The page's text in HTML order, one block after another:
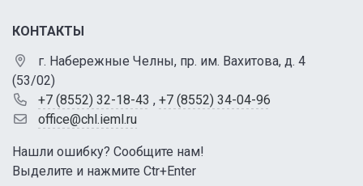
КОНТАКТЫ
г. Набережные Челны, пр. им. Вахитова, д. 4
(53/02)
+7 (8552) 32-18-43 , +7 (8552) 34-04-96
office@chl.ieml.ru
Нашли ошибку? Сообщите нам!
Выделите и нажмите Ctr+Enter